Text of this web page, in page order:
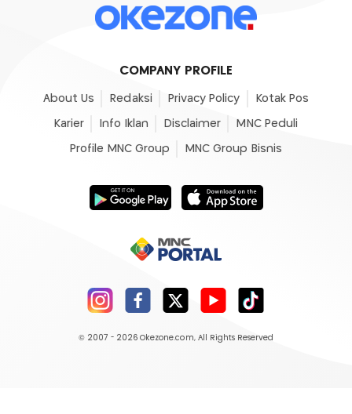
COMPANY PROFILE
About Us Redaksi Privacy Policy Kotak Pos
Karier Info Iklan Disclaimer MNC Peduli
Profile MNC Group MNC Group Bisnis
© 2007 - 2026 Okezone.com, All Rights Reserved